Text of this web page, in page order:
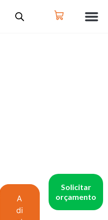
A
di
Solicitar
orçamento